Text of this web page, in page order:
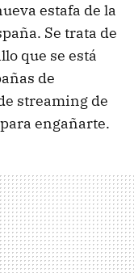
estafa de la
Se trata de
que se está
de
streaming de
engañarte.